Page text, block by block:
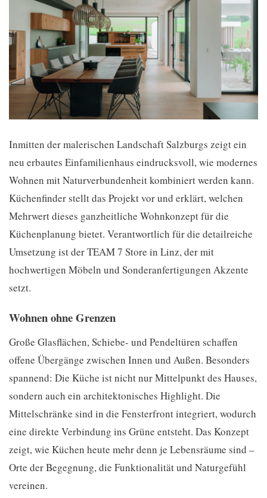
Inmitten der malerischen Landschaft Salzburgs zeigt ein
neu erbautes Einfamilienhaus eindrucksvoll, wie modernes
Wohnen mit Naturverbundenheit kombiniert werden kann.
Küchenfinder stellt das Projekt vor und erklärt, welchen
Mehrwert dieses ganzheitliche Wohnkonzept für die
Küchenplanung bietet. Verantwortlich für die detailreiche
Umsetzung ist der TEAM 7 Store in Linz, der mit
hochwertigen Möbeln und Sonderanfertigungen Akzente
setzt.
Wohnen ohne Grenzen
Große Glasflächen, Schiebe- und Pendeltüren schaffen
offene Übergänge zwischen Innen und Außen. Besonders
spannend: Die Küche ist nicht nur Mittelpunkt des Hauses,
sondern auch ein architektonisches Highlight. Die
Mittelschränke sind in die Fensterfront integriert, wodurch
eine direkte Verbindung ins Grüne entsteht. Das Konzept
zeigt, wie Küchen heute mehr denn je Lebensräume sind –
Orte der Begegnung, die Funktionalität und Naturgefühl
vereinen.